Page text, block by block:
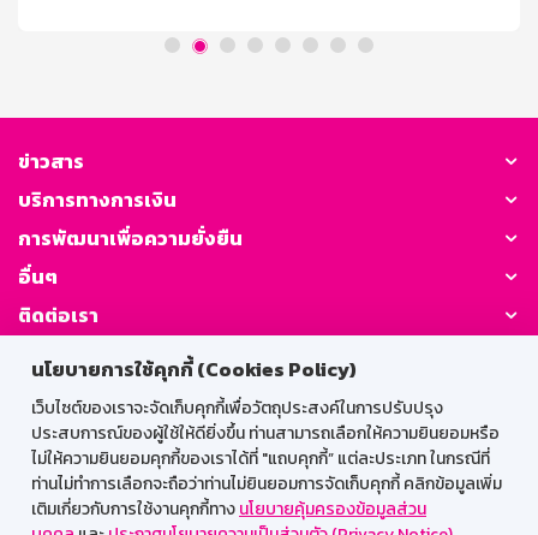
นโยบายการใช้คุกกี้ (Cookies Policy)
เว็บไซต์ของเราจะจัดเก็บคุกกี้เพื่อวัตถุประสงค์ในการปรับปรุง
ประสบการณ์ของผู้ใช้ให้ดียิ่งขึ้น ท่านสามารถเลือกให้ความยินยอมหรือ
ไม่ให้ความยินยอมคุกกี้ของเราได้ที่ "แถบคุกกี้” แต่ละประเภท ในกรณีที่
ท่านไม่ทำการเลือกจะถือว่าท่านไม่ยินยอมการจัดเก็บคุกกี้ คลิกข้อมูลเพิ่ม
เติมเกี่ยวกับการใช้งานคุกกี้ทางนโยบายคุ้มครองข้อมูลส่วน
ครั้งละเท่าใดก็ได้ ถอนหรือปิดบัญชีก่อนฝากครบ 3 ปี จำนวน
ที่ลงรับไปแล้วธนาคารจะไม่เรียกคืน ภาษี ณ ที่จ่าย บุคคล
ธรรมดาไม่เสียภาษี นิติบุคคลหักภาษี ณ ที่จ่าย ตามประกาศ
กรมสรรพากร ระยะเวลาจ่ายดอกเบี้ย จ่ายดอกเบี้ยทุกเดือน
โดยโอนเข้าบัญชีเงินฝากประเภทเผื่อเรียกที่เป็นบัญชีคู่โอน
ข่าวสาร
บริการทางการเงิน
การพัฒนาเพื่อความยั่งยืน
อื่นๆ
ติดต่อเรา
GSB Society:
สำหรับพนักงาน
Web HR
GSB Wisdom M-Search